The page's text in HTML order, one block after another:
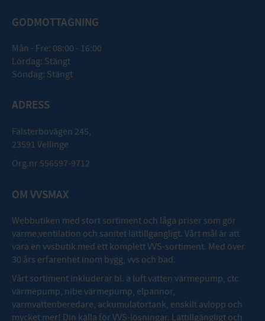
GODMOTTAGNING
Mån - Fre: 08:00 - 16:00
Lördag: Stängt
Söndag: Stängt
ADRESS
Falsterbovägen 245,
23591 Vellinge
Org.nr 556597-9712
OM VVSMAX
Webbutiken med stort sortiment och låga priser som gör
värme,ventilation och sanitet lättillgängligt. Vårt mål är att
vara en vvsbutik med ett komplett VVS-sortiment. Med över
30 års erfarenhet inom bygg, vvs och bad.
Vårt sortiment inkluderar bl. a luft vatten värmepump, ctc
värmepump, nibe värmepump, elpannor,
varmvattenberedare, ackumulatortank, enskilt avlopp och
mycket mer! Din källa för VVS-lösningar. Lättillgängligt och